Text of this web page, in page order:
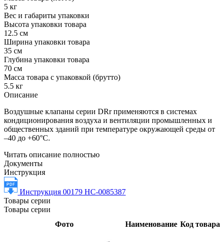
5 кг
Вес и габариты упаковки
Высота упаковки товара
12.5 см
Ширина упаковки товара
35 см
Глубина упаковки товара
70 см
Масса товара с упаковкой (брутто)
5.5 кг
Описание
Воздушные клапаны серии DRr применяются в системах
кондиционирования воздуха и вентиляции промышленных и
общественных зданий при температуре окружающей среды от
–40 до +60°С.
Читать описание полностью
Документы
Инструкция
Инструкция 00179 НС-0085387
Товары серии
Товары серии
Фото
Наименование Код товара